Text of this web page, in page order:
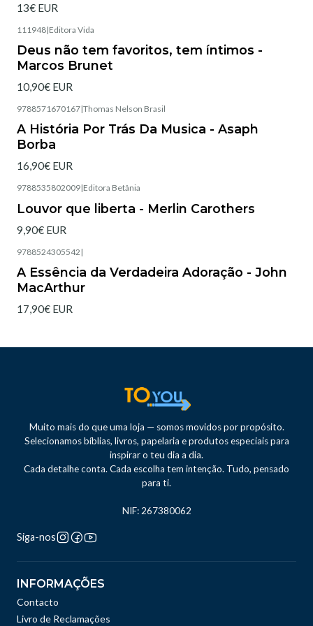
13€ EUR
111948|Editora Vida
Deus não tem favoritos, tem íntimos -
Marcos Brunet
10,90€ EUR
9788571670167|Thomas Nelson Brasil
A História Por Trás Da Musica - Asaph
Borba
16,90€ EUR
9788535802009|Editora Betânia
Louvor que liberta - Merlin Carothers
9,90€ EUR
9788524305542 |
A Essência da Verdadeira Adoração - John
MacArthur
17,90€ EUR
Muito mais do que uma loja — somos movidos por propósito.
Selecionamos bíblias, livros, papelaria e produtos especiais para
inspirar o teu dia a dia.
Cada detalhe conta. Cada escolha tem intenção. Tudo, pensado
para ti.
NIF: 267380062
Siga-nos
INFORMAÇÕES
Contacto
Livro de Reclamações